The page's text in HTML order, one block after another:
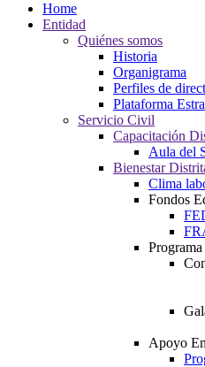
Home
Entidad
Quiénes somos
Historia
Organigrama
Perfiles de
Plataforma
Servicio Civil
Capacitación
Aula del
Bienestar
Clima
Fondos
Apoyo